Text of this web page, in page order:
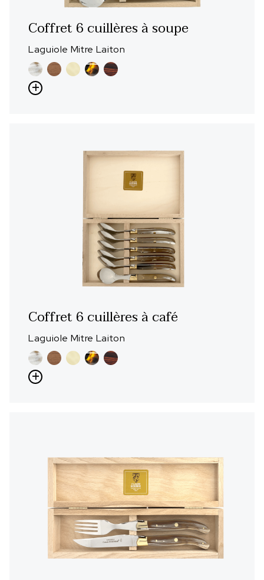
Coffret 6 cuillères à soupe
Laguiole Mitre Laiton
Coffret 6 cuillères à café
Laguiole Mitre Laiton